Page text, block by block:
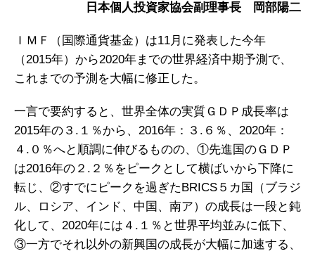
日本個人投資家協会副理事長 岡部陽二
ＩＭＦ（国際通貨基金）は11月に発表した今年
（2015年）から2020年までの世界経済中期予測で、
これまでの予測を大幅に修正した。
一言で要約すると、世界全体の実質ＧＤＰ成長率は
2015年の３.１％から、2016年：３.６％、2020年：
４.０％へと順調に伸びるものの、①先進国のＧＤＰ
は2016年の２.２％をピークとして横ばいから下降に
転じ、②すでにピークを過ぎたBRICS５カ国（ブラジ
ル、ロシア、インド、中国、南ア）の成長は一段と鈍
化して、2020年には４.１％と世界平均並みに低下、
③一方でそれ以外の新興国の成長が大幅に加速する、